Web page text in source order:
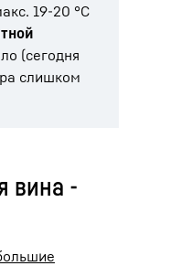
19-20 °C
(сегодня
слишком
вина -